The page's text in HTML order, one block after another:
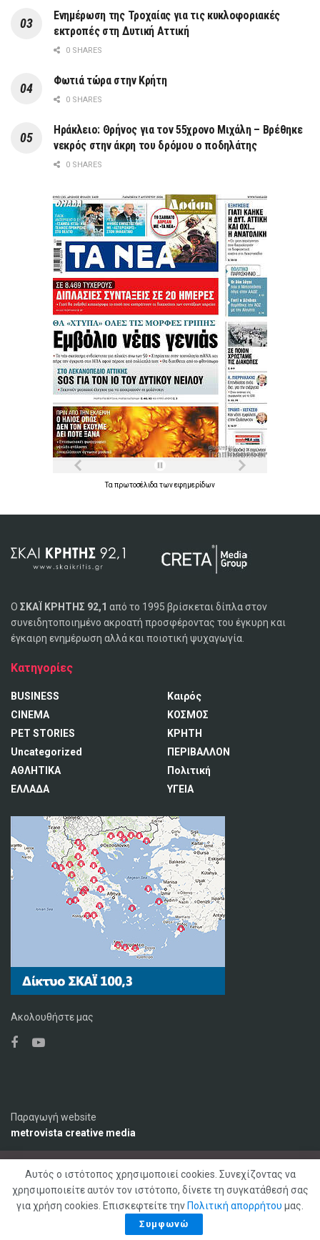
Ενημέρωση της Τροχαίας για τις κυκλοφοριακές
εκτροπές στη Δυτική Αττική
0 SHARES
Φωτιά τώρα στην Κρήτη
0 SHARES
Ηράκλειο: Θρήνος για τον 55χρονο Μιχάλη – Βρέθηκε
νεκρός στην άκρη του δρόμου ο ποδηλάτης
0 SHARES
Τα πρωτοσέλιδα τωνεφημερίδων
Ο ΣΚΑΪ ΚΡΗΤΗΣ 92,1 από το 1995 βρίσκεται δίπλα στον
συνειδητοποιημένο ακροατή προσφέροντας του έγκυρη και
έγκαιρη ενημέρωση αλλά και ποιοτική ψυχαγωγία.
Κατηγορίες
BUSINESS
CINEMA
PET STORIES
Uncategorized
ΑΘΛΗΤΙΚΑ
ΕΛΛΑΔΑ
Καιρός
ΚΟΣΜΟΣ
ΚΡΗΤΗ
ΠΕΡΙΒΑΛΛΟΝ
Πολιτική
ΥΓΕΙΑ
Ακολουθήστε μας
Παραγωγή website
metrovista creative media
Ο Σταθμός Διαφήμιση
Επικοινωνία
Πολιτική Απορρήτου
© 2020 ΣΚΑΪ ΚΡΗΤΗΣ 92,1 FM, Με επιφύλαξη παντός δικαιώματος
Αυτός ο ιστότοπος χρησιμοποιεί cookies. Συνεχίζοντας να
χρησιμοποιείτε αυτόν τον ιστότοπο, δίνετε τη συγκατάθεσή σας
για χρήση cookies. Επισκεφτείτε την Πολιτική απορρήτου μας.
Συμφωνώ